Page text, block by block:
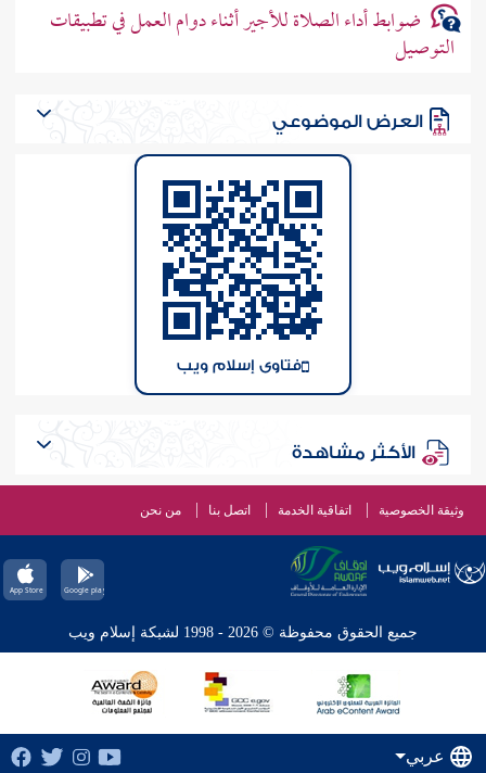
ضوابط أداء الصلاة للأجير أثناء دوام العمل في تطبيقات
التوصيل
العرض الموضوعي
فتاوى إسلام ويب
الأكثر مشاهدة
وثيقة الخصوصية اتفاقية الخدمة اتصل بنا من نحن
جميع الحقوق محفوظة © 2026 - 1998 لشبكة إسلام ويب
عربي